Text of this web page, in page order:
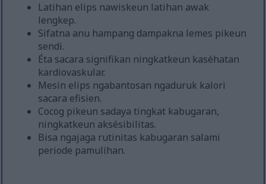
Latihan elips nawiskeun latihan awak
lengkep.
Sifatna anu hampang dampakna lemes pikeun
sendi.
Éta sacara signifikan ningkatkeun kaséhatan
kardiovaskular.
Mesin elips ngabantosan ngaduruk kalori
sacara efisien.
Cocog pikeun sadaya tingkat kabugaran,
ningkatkeun aksésibilitas.
Bisa ngajaga rutinitas kabugaran salami
periode pamulihan.